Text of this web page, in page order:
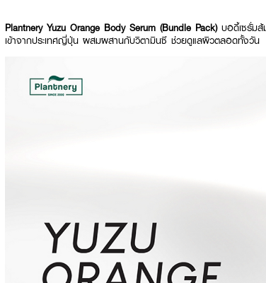
​Plantnery Yuzu Orange Body Serum (Bundle Pack) บอดี้เซรั่มส้
เข้าจากประเทศญี่ปุ่น ผสมผสานกับวิตามินซี ช่วยดูแลผิวตลอดทั้งวัน